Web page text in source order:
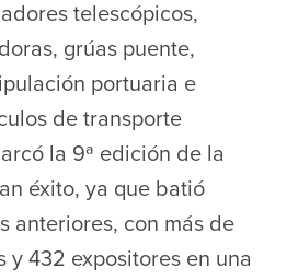
telescópicos,
grúas puente,
portuaria e
de transporte
la 9ª edición de la
éxito, ya que batió
anteriores, con más de
y 432 expositores en una